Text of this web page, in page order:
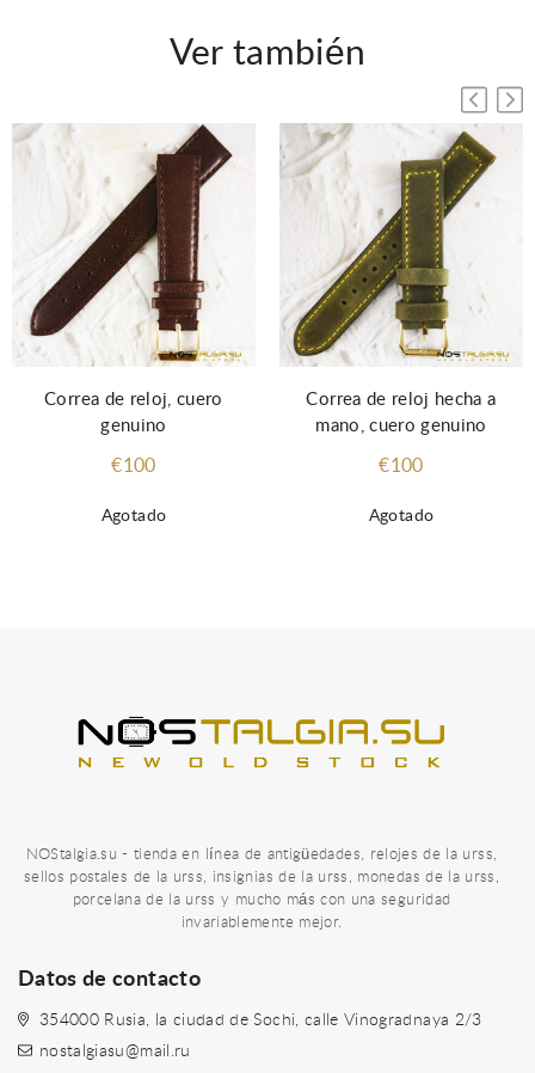
Ver también
Agotado
Correa de reloj, cuero
genuino
€100
Agotado
Correa de reloj hecha a
mano, cuero genuino
€100
NOStalgia.su - tienda en línea de antigüedades, relojes de la urss,
sellos postales de la urss, insignias de la urss, monedas de la urss,
porcelana de la urss y mucho más con una seguridad
invariablemente mejor.
Datos de contacto
354000 Rusia, la ciudad de Sochi, calle Vinogradnaya 2/3
nostalgiasu@mail.ru